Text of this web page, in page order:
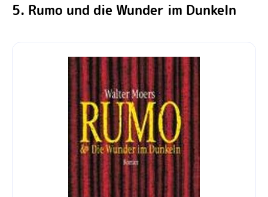
5. Rumo und die Wunder im Dunkeln